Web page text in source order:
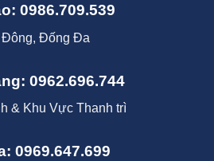
0986.709.539
Đông, Đống Đa
0962.696.744
& Khu Vực Thanh trì
0969.647.699